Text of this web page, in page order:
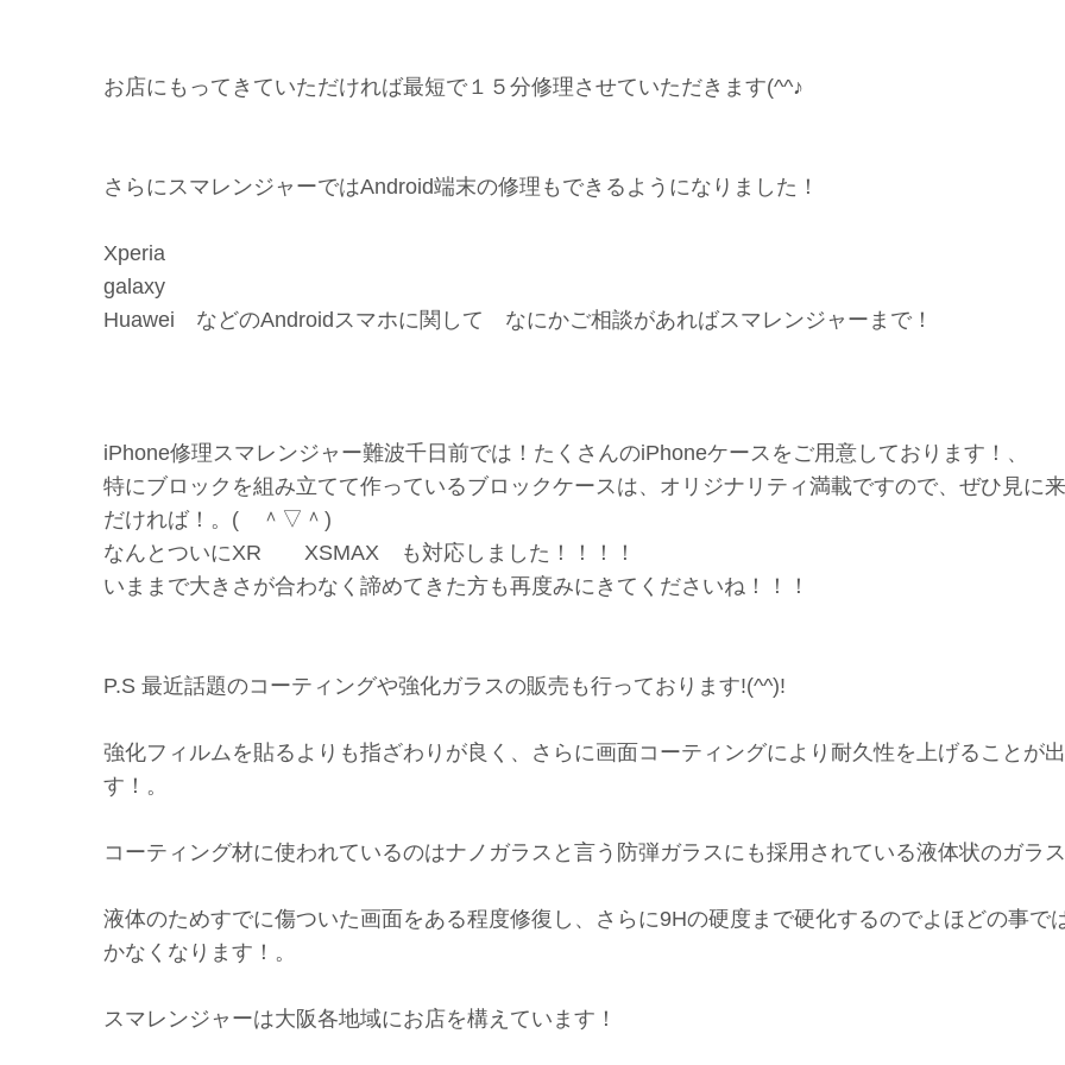
お店にもってきていただければ最短で１５分修理させていただきます(^^♪
さらにスマレンジャーではAndroid端末の修理もできるようになりました！
Xperia
galaxy
Huawei などのAndroidスマホに関して なにかご相談があればスマレンジャーまで！
iPhone修理スマレンジャー難波千日前では！たくさんのiPhoneケースをご用意しております！、
特にブロックを組み立てて作っているブロックケースは、オリジナリティ満載ですので、ぜひ見に
だければ！。( ＾▽＾)
なんとついにXR XSMAX も対応しました！！！！
いままで大きさが合わなく諦めてきた方も再度みにきてくださいね！！！
P.S 最近話題のコーティングや強化ガラスの販売も行っております!(^^)!
強化フィルムを貼るよりも指ざわりが良く、さらに画面コーティングにより耐久性を上げることが
す！。
コーティング材に使われているのはナノガラスと言う防弾ガラスにも採用されている液体状のガラ
液体のためすでに傷ついた画面をある程度修復し、さらに9Hの硬度まで硬化するのでよほどの事で
かなくなります！。
スマレンジャーは大阪各地域にお店を構えています！